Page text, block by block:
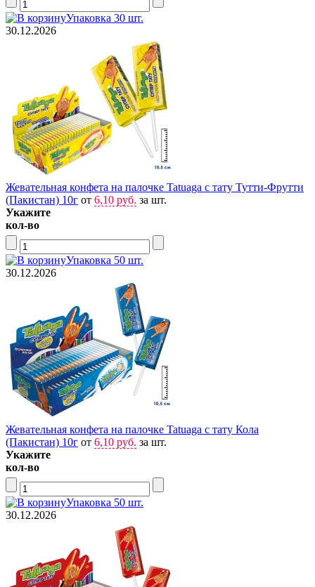
Упаковка 30 шт.
30.12.2026
Жевательная конфета на палочке Tatuaga с тату Тутти-Фрутти
(Пакистан) 10г от 6,10 руб. за шт.
Укажите
кол-во
Упаковка 50 шт.
30.12.2026
Жевательная конфета на палочке Tatuaga с тату Кола
(Пакистан) 10г от 6,10 руб. за шт.
Укажите
кол-во
Упаковка 50 шт.
30.12.2026